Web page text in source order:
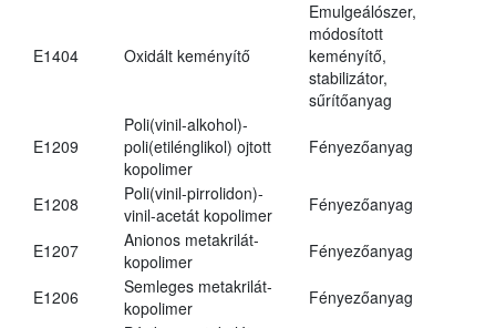
E1404 Oxidált keményítő
Emulgeálószer,
módosított
keményítő,
stabilizátor,
sűrítőanyag
E1209
Poli(vinil-alkohol)-
poli(etilénglikol) ojtott
kopolimer
Fényezőanyag
E1208
Poli(vinil-pirrolidon)-
vinil-acetát kopolimer
Fényezőanyag
E1207
Anionos metakrilát-
kopolimer
Fényezőanyag
E1206
Semleges metakrilát-
kopolimer
Fényezőanyag